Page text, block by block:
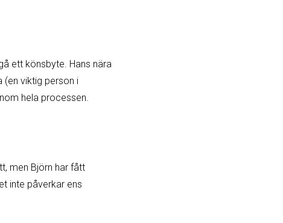
ett könsbyte. Hans nära
viktig person i
hela processen.
men Björn har fått
inte påverkar ens